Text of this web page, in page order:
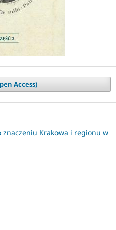
Access)
Krakowa i regionu w